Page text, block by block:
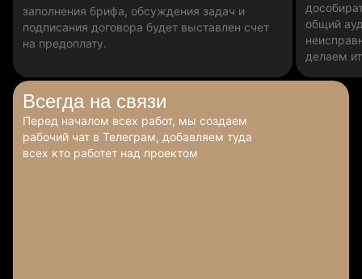
заполнения брифа, обсуждения задач и
подписания договора будет выставлен счет
на предоплату.
общий
делаем
Всегда на связи
Перед началом всех работ, мы создаем
рабочий чат в Телеграм, добавляем туда
всех кто работет над проектом